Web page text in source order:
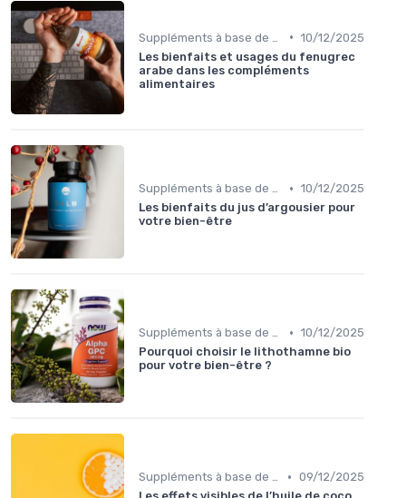
• 10/12/2025
Les bienfaits et usages du fenugrec
arabe dans les compléments
alimentaires
Suppléments à base de plantes • 10/12/2025
Les bienfaits du jus d’argousier pour
votre bien-être
Suppléments à base de plantes • 10/12/2025
Pourquoi choisir le lithothamne bio
pour votre bien-être ?
Suppléments à base de plantes • 09/12/2025